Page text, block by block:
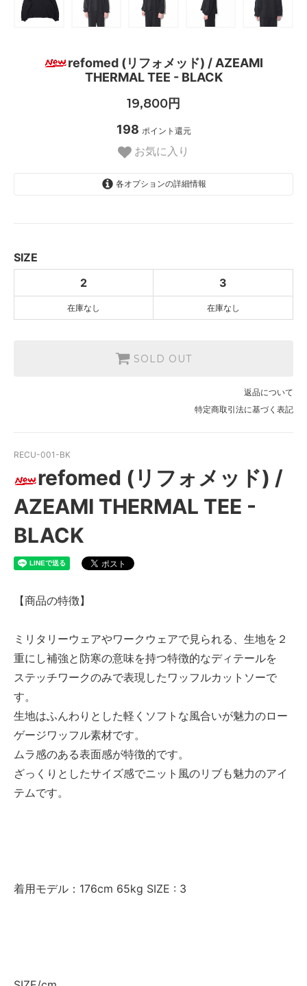
refomed (リフォメッド) / AZEAMI
THERMAL TEE - BLACK
19,800円
198 ポイント還元
お気に入り
各オプションの詳細情報
SIZE
2
3
在庫なし 在庫なし
SOLD OUT
返品について
特定商取引法に基づく表記
RECU-001-BK
refomed (リフォメッド) /
AZEAMI THERMAL TEE -
BLACK
【商品の特徴】
ミリタリーウェアやワークウェアで見られる、生地を２
重にし補強と防寒の意味を持つ特徴的なディテールを
ステッチワークのみで表現したワッフルカットソーで
す。
生地はふんわりとした軽くソフトな風合いが魅力のロー
ゲージワッフル素材です。
ムラ感のある表面感が特徴的です。
ざっくりとしたサイズ感でニット風のリブも魅力のアイ
テムです。
着用モデル：176cm 65kg SIZE : 3